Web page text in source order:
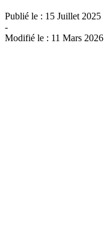
Publié le : 15 Juillet 2025
-
Modifié le : 11 Mars 2026